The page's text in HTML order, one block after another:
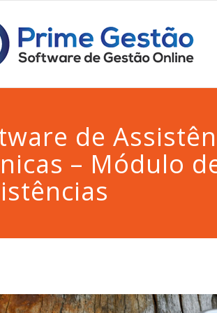
de
– Módulo